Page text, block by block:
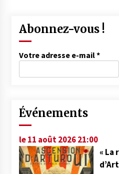
Abonnez-vous !
Votre adresse e-mail*
Événements
le 11 août 2026 21:00
« La